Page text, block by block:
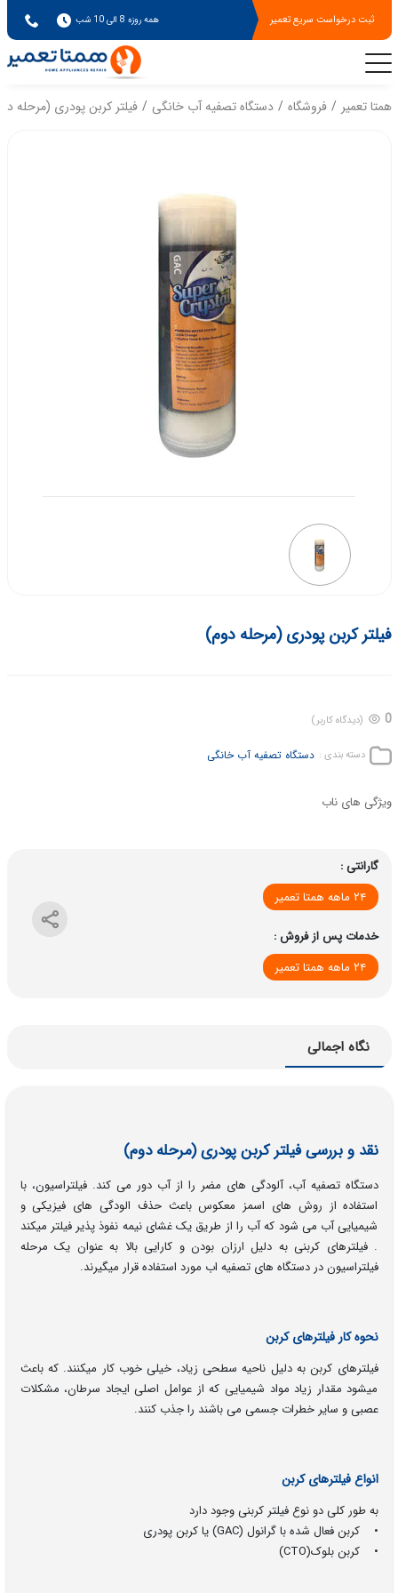
ثبت درخواست سریع تعمیر همه روزه 8 الی 10 شب
همتا تعمیر فروشگاه دستگاه تصفیه آب خانگی فیلتر کربن پودری (مرحله
فیلتر کربن پودری (مرحله دوم)
0 (دیدگاه کاربر)
دسته بندی : دستگاه تصفیه آب خانگی
ویژگی های ناب
گارانتی :
۲۴ ماهه همتا تعمیر
خدمات پس از فروش :
۲۴ ماهه همتا تعمیر
نگاه اجمالی
نقد و بررسی فیلتر کربن پودری (مرحله دوم)
دستگاه تصفیه آب، آلودگی های مضر را از آب دور می کند. فیلتراسیون، با
استفاده از روش های اسمز معکوس باعث حذف الودگی های فیزیکی و
شیمیایی آب می شود که آب را از طریق یک غشای نیمه نفوذ پذیر فیلتر میکند
. فیلترهای کربنی به دلیل ارزان بودن و کارایی بالا به عنوان یک مرحله
فیلتراسیون در دستگاه های تصفیه اب مورد استفاده قرار میگیرند.
نحوه کار فیلترهای کربن
فیلترهای کربن به دلیل ناحیه سطحی زیاد، خیلی خوب کار میکنند. که باعث
میشود مقدار زیاد مواد شیمیایی که از عوامل اصلی ایجاد سرطان، مشکلات
عصبی و سایر خطرات جسمی می باشند را جذب کنند.
انواع فیلترهای کربن
به طور کلی دو نوع فیلتر کربنی وجود دارد
• کربن فعال شده با گرانول (GAC) یا کربن پودری
• کربن بلوک(CTO)